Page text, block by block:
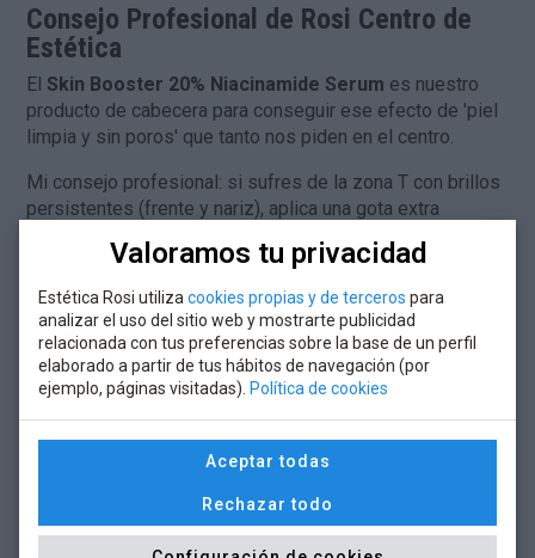
Consejo Profesional de Rosi Centro de
Estética
El Skin Booster 20% Niacinamide Serum es nuestro
producto de cabecera para conseguir ese efecto de 'piel
limpia y sin poros' que tanto nos piden en el centro.
Mi consejo profesional: si sufres de la zona T con brillos
persistentes (frente y nariz), aplica una gota extra
La niacinamida al 20% actúa de inmediato domando la
producción de grasa sin resecar el resto de la cara,
logrando un cutis suave, uniforme y con una luz elegante.
¿Para qué tipo de piel se
recomienda el 20% Niacinamide
Es excelente para todo tipo de pieles
Valoramos tu privacidad
Estética Rosi utiliza cookies propias y de terceros para
analizar el uso del sitio web y mostrarte publicidad
relacionada con tus preferencias sobre la base de un perfil
elaborado a partir de tus hábitos de navegación (por
ejemplo, páginas visitadas). Política de cookies
Aceptar todas
Rechazar todo